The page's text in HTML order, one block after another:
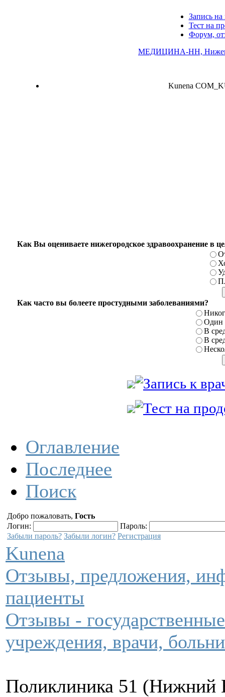
Запись на
Тест на
Форум,
МЕДИЦИНА-НН,
Kunena
Как Вы оцениваете нижегородское здравоохранение в
Как часто вы болеете простудными заболеваниями?
Один
В
В
Оглавление
Последнее
Поиск
Добро пожаловать, Гость
Логин:
Пароль:
Забыли пароль? Забыли логин? Регистрация
Kunena
Отзывы, предложения,
пациенты
Отзывы -
учреждения, врачи,
Поликлиника 51 (Нижний